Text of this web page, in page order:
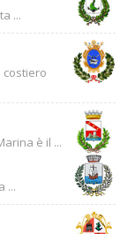
...
è il ...
...